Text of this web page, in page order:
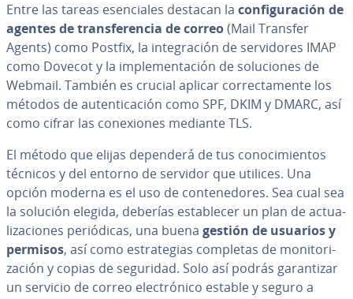
Entre las tareas ese­n­cia­les destacan la co­n­fi­gu­ra­ción de
agentes de tra­n­s­fe­re­n­cia de correo(Mail Transfer
Agents) como Postfix, la in­te­gra­ción de se­r­vi­do­res IMAP
como Dovecot y la im­ple­me­n­ta­ción de so­lu­cio­nes de
Webmail. También es crucial aplicar co­rre­c­ta­me­n­te los
métodos de au­te­n­ti­ca­ción como SPF, DKIM y DMARC, así
como cifrar las co­ne­xio­nes mediante TLS.
El método que elijas dependerá de tus co­no­ci­mie­n­tos
técnicos y del entorno de servidor que utilices. Una
opción moderna es el uso de co­n­te­ne­do­res. Sea cual sea
la solución elegida, deberías es­ta­ble­cer un plan de ac­tua­
li­za­cio­nes pe­rió­di­cas, una buena gestión de usuarios y
permisos, así como es­tra­te­gias completas de mo­ni­to­ri­
za­ción y copias de seguridad. Solo así podrás ga­ra­n­ti­zar
un servicio de correo ele­c­tró­ni­co estable y seguro a